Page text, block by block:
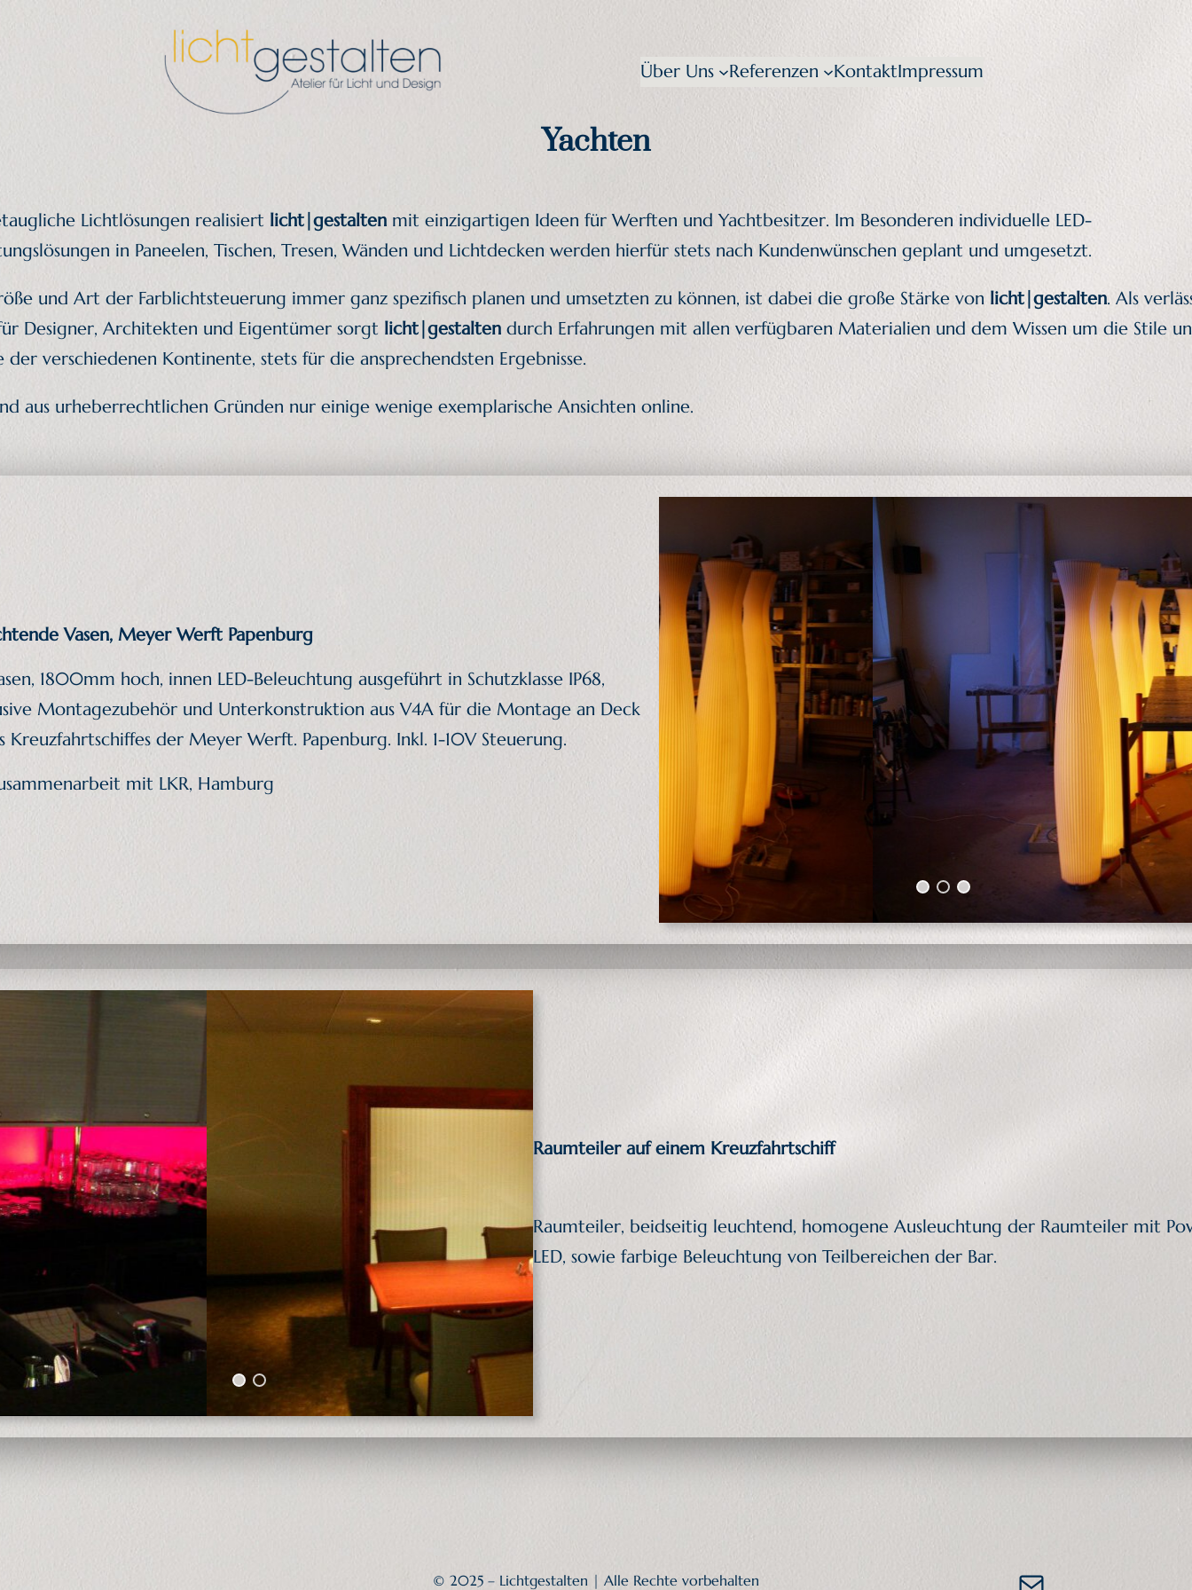
Über Uns Referenzen KontaktImpressum
Yachten
Lichtlösungen realisiert licht|gestalten mit einzigartigen Ideen für Werften und Yachtbesitzer. Im Besonderen individuelle LED-
in Paneelen, Tischen, Tresen, Wänden und Lichtdecken werden hierfür stets nach Kundenwünschen geplant und umgesetzt.
und Art der Farblichtsteuerung immer ganz spezifisch planen und umsetzten zu können, ist dabei die große Stärke von licht|gestalten. Als
Designer, Architekten und Eigentümer sorgt licht|gestalten durch Erfahrungen mit allen verfügbaren Materialien und dem Wissen um die Stile
der verschiedenen Kontinente, stets für die ansprechendsten Ergebnisse.
aus urheberrechtlichen Gründen nur einige wenige exemplarische Ansichten online.
Vasen, Meyer Werft Papenburg
1800mm hoch, innen LED-Beleuchtung ausgeführt in Schutzklasse IP68,
Montagezubehör und Unterkonstruktion aus V4A für die Montage an Deck
Kreuzfahrtschiffes der Meyer Werft. Papenburg. Inkl. 1-10V Steuerung.
mit LKR, Hamburg
Raumteiler auf einem Kreuzfahrtschiff
Raumteiler, beidseitig leuchtend, homogene Ausleuchtung der Raumteiler mit
LED, sowie farbige Beleuchtung von Teilbereichen der Bar.
© 2025 – Lichtgestalten | Alle Rechte vorbehalten